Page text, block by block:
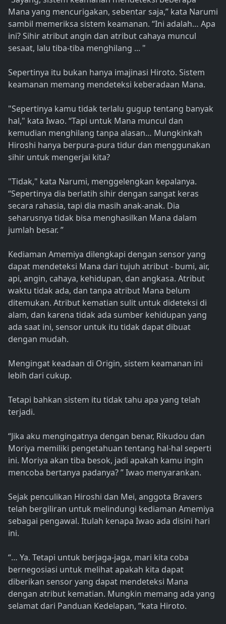
Mana yang mencurigakan, sebentar saja,” kata Narumi
sambil memeriksa sistem keamanan. “Ini adalah… Apa
ini? Sihir atribut angin dan atribut cahaya muncul
sesaat, lalu tiba-tiba menghilang ... "
Sepertinya itu bukan hanya imajinasi Hiroto. Sistem
keamanan memang mendeteksi keberadaan Mana.
"Sepertinya kamu tidak terlalu gugup tentang banyak
hal," kata Iwao. “Tapi untuk Mana muncul dan
kemudian menghilang tanpa alasan… Mungkinkah
Hiroshi hanya berpura-pura tidur dan menggunakan
sihir untuk mengerjai kita?
"Tidak," kata Narumi, menggelengkan kepalanya.
“Sepertinya dia berlatih sihir dengan sangat keras
secara rahasia, tapi dia masih anak-anak. Dia
seharusnya tidak bisa menghasilkan Mana dalam
jumlah besar. ”
Kediaman Amemiya dilengkapi dengan sensor yang
dapat mendeteksi Mana dari tujuh atribut - bumi, air,
api, angin, cahaya, kehidupan, dan angkasa. Atribut
waktu tidak ada, dan tanpa atribut Mana belum
ditemukan. Atribut kematian sulit untuk dideteksi di
alam, dan karena tidak ada sumber kehidupan yang
ada saat ini, sensor untuk itu tidak dapat dibuat
dengan mudah.
Mengingat keadaan di Origin, sistem keamanan ini
lebih dari cukup.
Tetapi bahkan sistem itu tidak tahu apa yang telah
terjadi.
“Jika aku mengingatnya dengan benar, Rikudou dan
Moriya memiliki pengetahuan tentang hal-hal seperti
ini. Moriya akan tiba besok, jadi apakah kamu ingin
mencoba bertanya padanya? ” Iwao menyarankan.
Sejak penculikan Hiroshi dan Mei, anggota Bravers
telah bergiliran untuk melindungi kediaman Amemiya
sebagai pengawal. Itulah kenapa Iwao ada disini hari
ini.
“… Ya. Tetapi untuk berjaga-jaga, mari kita coba
bernegosiasi untuk melihat apakah kita dapat
diberikan sensor yang dapat mendeteksi Mana
dengan atribut kematian. Mungkin memang ada yang
selamat dari Panduan Kedelapan, ”kata Hiroto.